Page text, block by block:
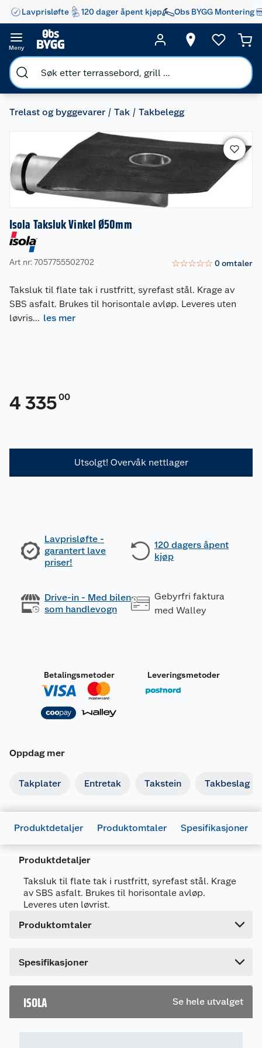
Lavprisløfte 120 dager åpent kjøp Obs BYGG Montering
Meny
Trelast og byggevarer Tak Takbelegg
Isola Taksluk Vinkel Ø50mm
Art nr: 7057755502702 ☆☆☆☆☆ 0omtaler
Taksluk til flate tak i rustfritt, syrefast stål. Krage av
SBS asfalt. Brukes til horisontale avløp. Leveres uten
løvris... les mer
4 33500
Utsolgt! Overvåk nettlager
Lavprisløfte -
garantert lave
priser!
120 dagers åpent
kjøp
Drive-in - Med bilen
som handlevogn
Gebyrfri faktura
med Walley
Betalingsmetoder Leveringsmetoder
Oppdag mer
Takplater Entretak Takstein Takbeslag
Produktdetaljer Produktomtaler Spesifikasjoner
Produktdetaljer
Taksluk til flate tak i rustfritt, syrefast stål. Krage
av SBS asfalt. Brukes til horisontale avløp.
Leveres uten løvrist.
Produktomtaler
Dette produktet har ikke fått noen omtale ennå.
en omtale.
Spesifikasjoner
Artikkelnummer
7057755502702
Forpakningsmål
Bruttovekt
1.65 kg
ISOLA Se hele utvalget